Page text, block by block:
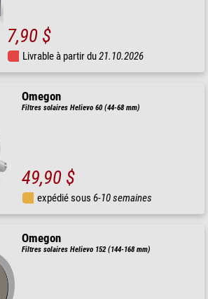
7,90 $
Livrable à partir du21.10.2026
Omegon
Filtres solaires Helievo 60 (44-68 mm)
49,90 $
expédié sous6-10 semaines
Omegon
Filtres solaires Helievo 152 (144-168 mm)